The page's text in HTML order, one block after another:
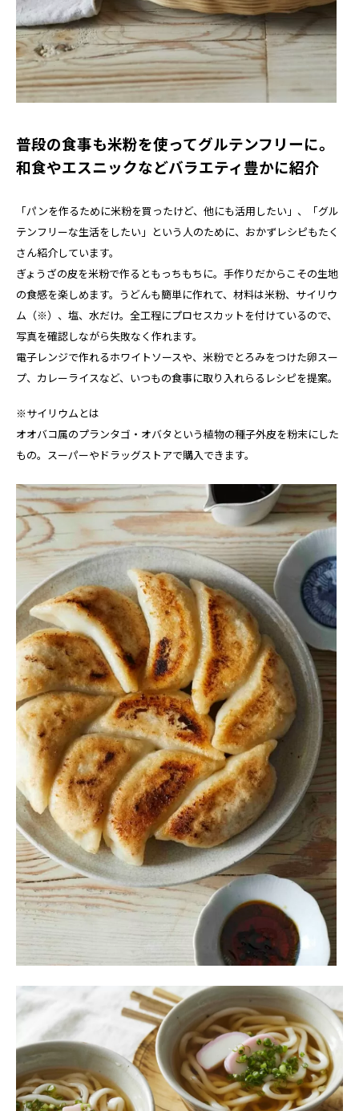
普段の食事も米粉を使ってグルテンフリーに。
和食やエスニックなどバラエティ豊かに紹介
「パンを作るために米粉を買ったけど、他にも活用したい」、「グル
テンフリーな生活をしたい」という人のために、おかずレシピもたく
さん紹介しています。
ぎょうざの皮を米粉で作るともっちもちに。手作りだからこその生地
の食感を楽しめます。うどんも簡単に作れて、材料は米粉、サイリウ
ム（※）、塩、水だけ。全工程にプロセスカットを付けているので、
写真を確認しながら失敗なく作れます。
電子レンジで作れるホワイトソースや、米粉でとろみをつけた卵スー
プ、カレーライスなど、いつもの食事に取り入れらるレシピを提案。
※サイリウムとは
オオバコ属のプランタゴ・オバタという植物の種子外皮を粉末にした
もの。スーパーやドラッグストアで購入できます。